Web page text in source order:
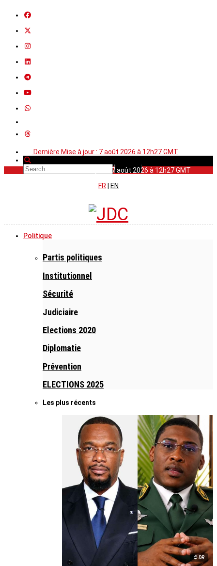
Dernière Mise à jour : 7 août 2026 à 12h27 GMT
Dernière Mise à jour : 7 août 2026 à 12h27 GMT
FR
EN
Politique
Partis politiques
Institutionnel
Sécurité
Judiciaire
Elections 2020
Diplomatie
Prévention
ELECTIONS 2025
Les plus récents
© DR